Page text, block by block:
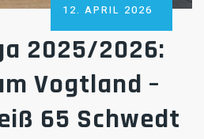
2025/2026:
Vogtland –
65 Schwedt
POSTED
12. APRIL 2026